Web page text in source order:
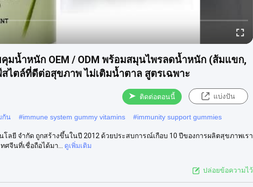
มน้ำหนัก OEM / ODM พร้อมสมุนไพรลดน้ำหนัก (ส้มแขก,
ไตล์ที่ดีต่อสุขภาพ ไม่เติมน้ำตาล สูตรเฉพาะ
ติดต่อตอนนี้ แบ่งปัน
กัน #immune system gummy vitamins #immunity support gummies
ลยี จํากัด ถูกสร้างขึ้นในปี 2012 ด้วยประสบการณ์เกือบ 10 ปีของการผลิตสุขภาพเรา
จีนที่เชื่อถือได้มา...
ดูเพิ่มเติม
ปล่อยข้อความไว้